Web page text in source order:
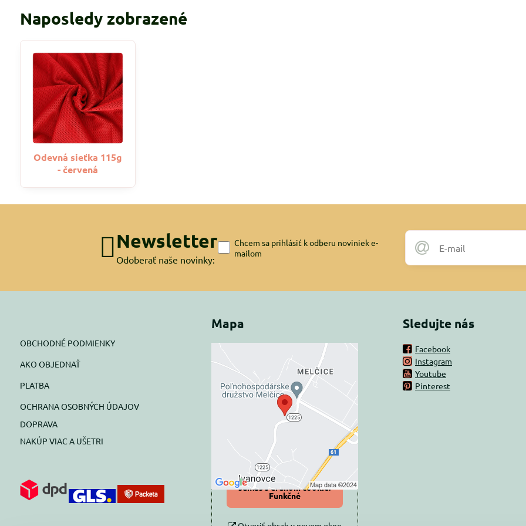
Naposledy zobrazené
Odevná sieťka 115g
- červená
Newsletter
Odoberať naše novinky:
Chcem sa prihlásiť k odberu noviniek e-
mailom
OBCHODNÉ PODMIENKY
AKO OBJEDNAŤ
PLATBA
OCHRANA OSOBNÝCH ÚDAJOV
DOPRAVA
NAKÚP VIAC A UŠETRI
Mapa
Externý obsah je
blokovaný Voľbami
súkromia
Prajete si načítať externý obsah?
Povoliť tentokrát
Povoliť a zapamätať -
súhlas s druhom cookie:
Funkčné
Sledujte nás
Facebook
Instagram
Youtube
Pinterest